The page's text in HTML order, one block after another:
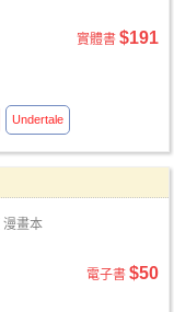
實體書 $191
Undertale
漫畫本
電子書 $50